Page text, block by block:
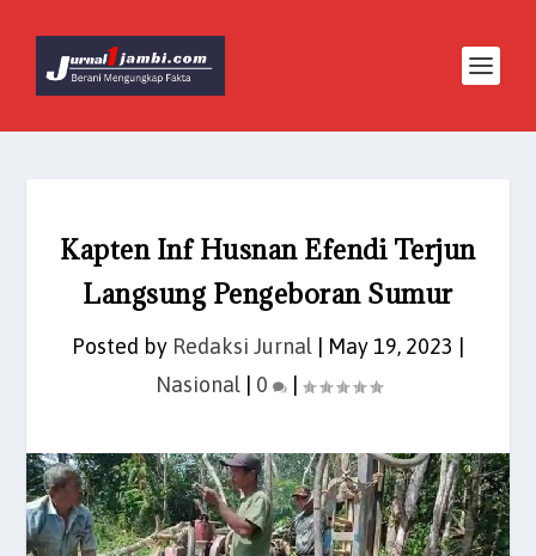
Kapten Inf Husnan Efendi Terjun
Langsung Pengeboran Sumur
Posted by Redaksi Jurnal May 19, 2023
Nasional| 0 |